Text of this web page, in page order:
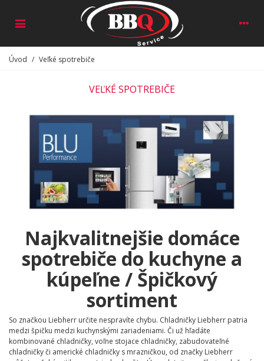
Úvod / Veľké spotrebiče
VEĽKÉ SPOTREBIČE
Najkvalitnejšie domáce
spotrebiče do kuchyne a
kúpeľne / Špičkový
sortiment
So značkou Liebherr určite nespravíte chybu. Chladničky Liebherr patria
medzi špičku medzi kuchynskými zariadeniami. Či už hľadáte
kombinované chladničky, voľne stojace chladničky, zabudovateľné
chladničky či americké chladničky s mrazničkou, od značky Liebherr